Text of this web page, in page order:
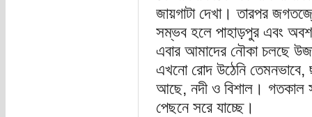
জায়গাটা দেখা। তারপর
সম্ভব হলে পাহাড়পুর এবং
এবার আমাদের নৌকা চলছে
এখনো রোদ উঠেনি তেমনভাবে,
আছে, নদী ও বিশাল। গতকাল
পেছনে সরে যাচ্ছে।